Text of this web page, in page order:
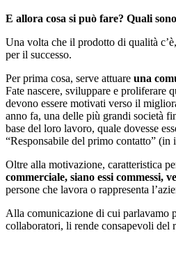
E allora cosa si può fare? Quali
Una volta che il prodotto di qualità
per il successo.
Per prima cosa, serve attuare una
Fate nascere, sviluppare e proliferare
devono essere motivati verso il
anno fa, una delle più grandi società
base del loro lavoro, quale dovesse
“Responsabile del primo contatto”
Oltre alla motivazione, caratteristica
commerciale, siano essi commessi,
persone che lavora o rappresenta
Alla comunicazione di cui parlavamo
collaboratori, li rende consapevoli del